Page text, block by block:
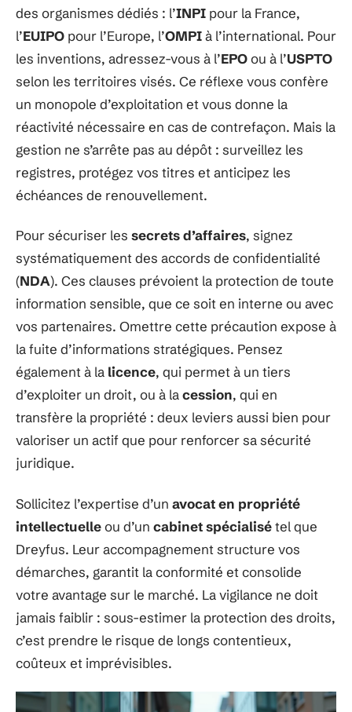
des organismes dédiés : l’INPI pour la France,
l’EUIPO pour l’Europe, l’OMPIà l’international. Pour
les inventions, adressez-vous à l’EPOou à l’USPTO
selon les territoires visés. Ce réflexe vous confère
un monopole d’exploitation et vous donne la
réactivité nécessaire en cas de contrefaçon. Mais la
gestion ne s’arrête pas au dépôt : surveillez les
registres, protégez vos titres et anticipez les
échéances de renouvellement.
Pour sécuriser les secrets d’affaires, signez
systématiquement des accords de confidentialité
(NDA). Ces clauses prévoient la protection de toute
information sensible, que ce soit en interne ou avec
vos partenaires. Omettre cette précaution expose à
la fuite d’informations stratégiques. Pensez
également à la licence, qui permet à un tiers
d’exploiter un droit, ou à lacession, qui en
transfère la propriété : deux leviers aussi bien pour
valoriser un actif que pour renforcer sa sécurité
juridique.
Sollicitez l’expertise d’un avocat en propriété
intellectuelleou d’un cabinet spécialisétel que
Dreyfus. Leur accompagnement structure vos
démarches, garantit la conformité et consolide
votre avantage sur le marché. La vigilance ne doit
jamais faiblir : sous-estimer la protection des droits,
c’est prendre le risque de longs contentieux,
coûteux et imprévisibles.